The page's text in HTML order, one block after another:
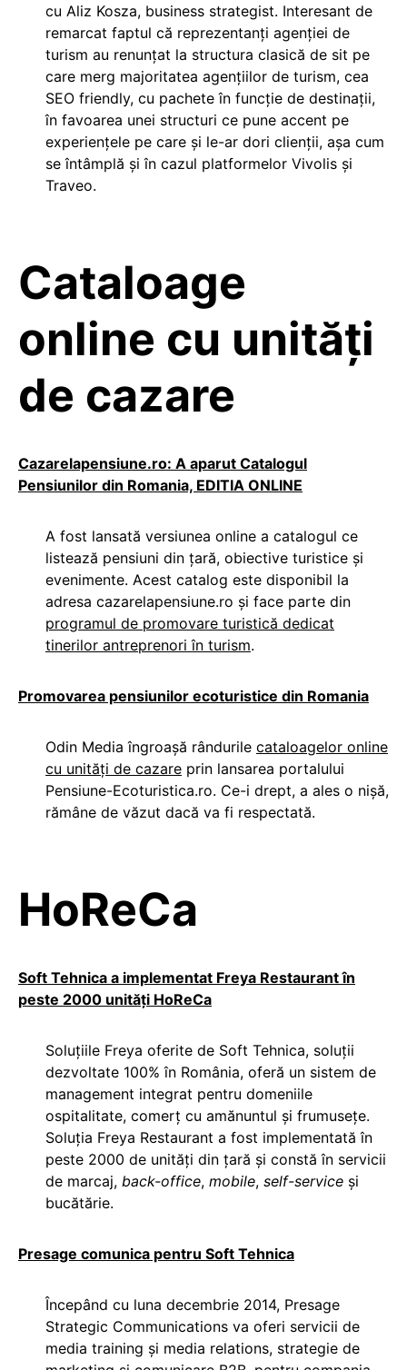
cu Aliz Kosza, business strategist. Interesant de
remarcat faptul că reprezentanți agenției de
turism au renunțat la structura clasică de sit pe
care merg majoritatea agențiilor de turism, cea
SEO friendly, cu pachete în funcție de destinații,
în favoarea unei structuri ce pune accent pe
experiențele pe care și le-ar dori clienții, așa cum
se întâmplă și în cazul platformelor Vivolis și
Traveo.
Cataloage
online cu unități
de cazare
Cazarelapensiune.ro: A aparut Catalogul
Pensiunilor din Romania, EDITIA ONLINE
A fost lansată versiunea online a catalogul ce
listează pensiuni din țară, obiective turistice și
evenimente. Acest catalog este disponibil la
adresa cazarelapensiune.ro și face parte din
programul de promovare turistică dedicat
tinerilor antreprenori în turism.
Promovarea pensiunilor ecoturistice din Romania
Odin Media îngroașă rândurile cataloagelor online
cu unități de cazare prin lansarea portalului
Pensiune-Ecoturistica.ro. Ce-i drept, a ales o nișă,
rămâne de văzut dacă va fi respectată.
HoReCa
Soft Tehnica a implementat Freya Restaurant în
peste 2000 unități HoReCa
Soluțiile Freya oferite de Soft Tehnica, soluții
dezvoltate 100% în România, oferă un sistem de
management integrat pentru domeniile
ospitalitate, comerț cu amănuntul și frumusețe.
Soluția Freya Restaurant a fost implementată în
peste 2000 de unități din țară și constă în servicii
de marcaj, back-office, mobile, self-service şi
bucătărie.
Presage comunica pentru Soft Tehnica
Începând cu luna decembrie 2014, Presage
Strategic Communications va oferi servicii de
media training și media relations, strategie de